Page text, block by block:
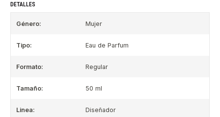
DETALLES
Género: Mujer
Tipo: Eau de Parfum
Formato: Regular
Tamaño: 50 ml
Linea: Diseñador